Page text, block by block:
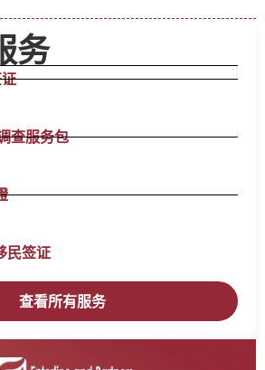
务
查服务包
民签证​
查看所有服务